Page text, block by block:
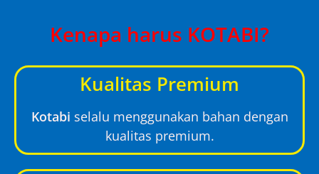
Kenapa harus KOTABI?
Kualitas Premium
Kotabi selalu menggunakan bahan dengan
kualitas premium.